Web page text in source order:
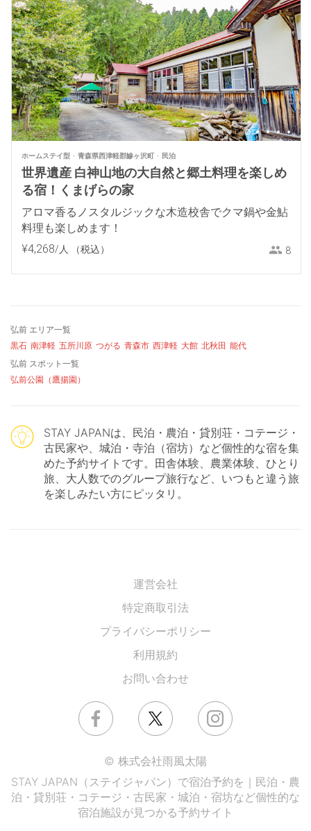
ホームステイ型 青森県西津軽郡鰺ヶ沢町 民泊
世界遺産 白神山地の大自然と郷土料理を楽しめ
る宿！くまげらの家
アロマ香るノスタルジックな木造校舎でクマ鍋や金鮎
料理も楽しめます！
¥4,268/人 （税込） 8
弘前 エリア一覧
黒石 南津軽 五所川原 つがる 青森市 西津軽 大館 北秋田 能代
弘前 スポット一覧
弘前公園（鷹揚園）
STAY JAPANは、民泊・農泊・貸別荘・コテージ・
古民家や、城泊・寺泊（宿坊）など個性的な宿を集
めた予約サイトです。田舎体験、農業体験、ひとり
旅、大人数でのグループ旅行など、いつもと違う旅
を楽しみたい方にピッタリ。
運営会社
特定商取引法
プライバシーポリシー
利用規約
お問い合わせ
© 株式会社雨風太陽
STAY JAPAN（ステイジャパン）で宿泊予約を｜民泊・農
泊・貸別荘・コテージ・古民家・城泊・宿坊など個性的な
宿泊施設が見つかる予約サイト